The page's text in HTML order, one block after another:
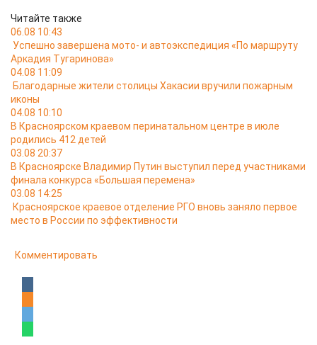
Читайте также
06.08 10:43
Успешно завершена мото- и автоэкспедиция «По маршруту
Аркадия Тугаринова»
04.08 11:09
Благодарные жители столицы Хакасии вручили пожарным
иконы
04.08 10:10
В Красноярском краевом перинатальном центре в июле
родились 412 детей
03.08 20:37
В Красноярске Владимир Путин выступил перед участниками
финала конкурса «Большая перемена»
03.08 14:25
Красноярское краевое отделение РГО вновь заняло первое
место в России по эффективности
Комментировать